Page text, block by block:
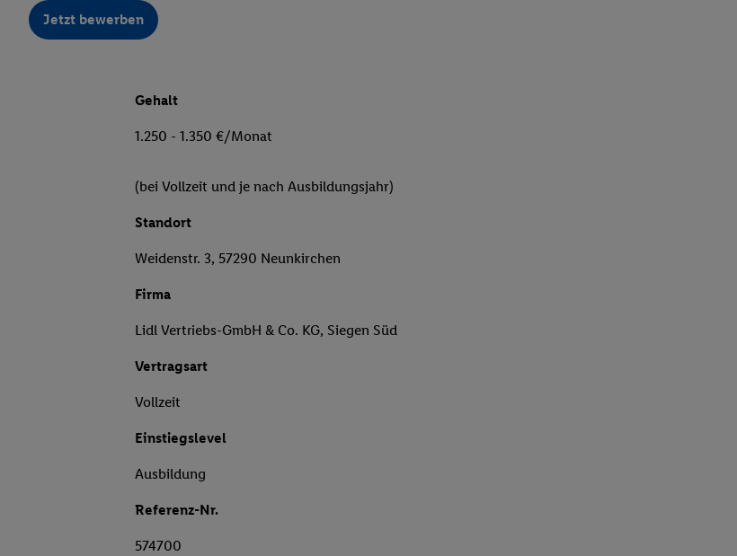
Jetzt bewerben
Gehalt
1.250 - 1.350 €/Monat
(bei Vollzeit und je nach Ausbildungsjahr)
Standort
Weidenstr. 3, 57290 Neunkirchen
Firma
Lidl Vertriebs-GmbH & Co. KG, Siegen Süd
Vertragsart
Vollzeit
Einstiegslevel
Ausbildung
Referenz-Nr.
574700